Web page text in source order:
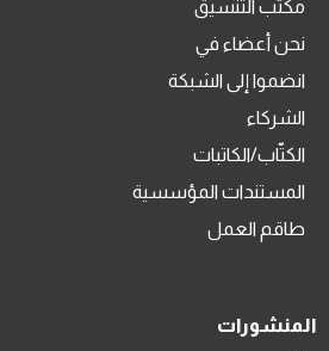
مكتب التنسيق
نحن أعضاء في
انضموا إلى الشبكة
الشركاء
الكتّاب/الكاتبات
المستندات المؤسسية
طاقم العمل
المنشورات